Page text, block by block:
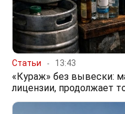
Статьи 13:43
«Кураж» без вывески:
лицензии, продолжает